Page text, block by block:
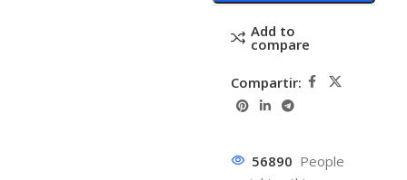
Add to
compare
Compartir:
56890 People